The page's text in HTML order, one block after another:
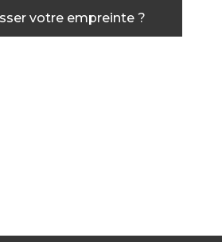
votre empreinte ?